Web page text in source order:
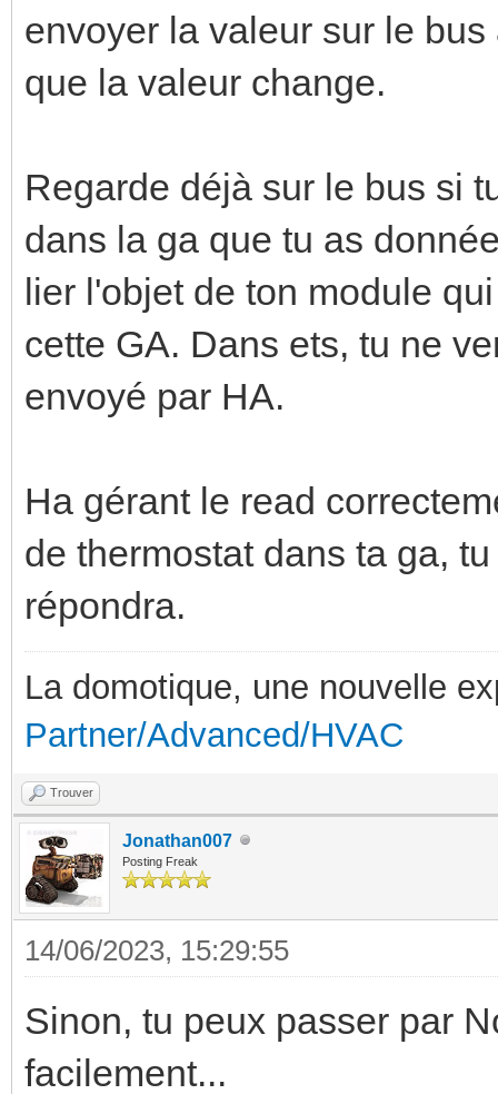
envoyer la valeur sur le
que la valeur change.
Regarde déjà sur le bus si
dans la ga que tu as
lier l'objet de ton module
cette GA. Dans ets, tu ne
envoyé par HA.
Ha gérant le read
de thermostat dans ta ga,
répondra.
La domotique, une nouvelle
Partner/Advanced/HVAC
Trouver
Jonathan007
Posting Freak
14/06/2023, 15:29:55
Sinon, tu peux passer par
facilement...